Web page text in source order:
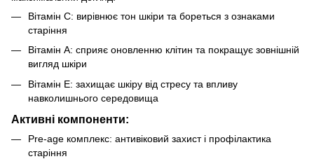
Вітамін C: вирівнює тон шкіри та бореться з ознаками
старіння
Вітамін A: сприяє оновленню клітин та покращує зовнішній
вигляд шкіри
Вітамін E: захищає шкіру від стресу та впливу
навколишнього середовища
Активні компоненти:
Pre-age комплекс: антивіковий захист і профілактика
старіння